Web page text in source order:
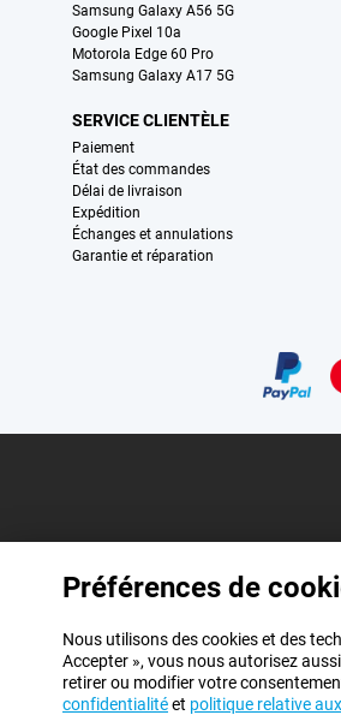
Samsung Galaxy A56 5G
Google Pixel 10a
Motorola Edge 60 Pro
Samsung Galaxy A17 5G
SERVICE CLIENTÈLE
Paiement
État des commandes
Délai de livraison
Expédition
Échanges et annulations
Garantie et réparation
Préférences de
Nous utilisons des cookies et des
Accepter », vous nous autorisez
retirer ou modifier votre
confidentialitéet politique relative